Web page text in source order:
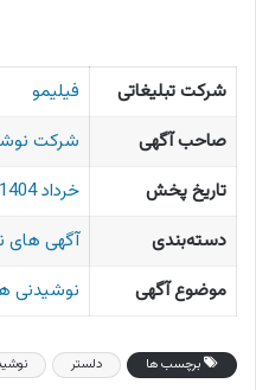
شرکت تبلیغاتی
فیلیمو
صاحب آگهی
شرکت
تاریخ پخش
خرداد 1404
دسته‌بندی
آگهی های
موضوع آگهی
نوشیدنی
برچسب ها دلستر